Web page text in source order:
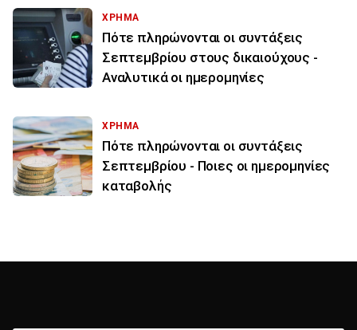
ΧΡΗΜΑ
Πότε πληρώνονται οι συντάξεις
Σεπτεμβρίου στους δικαιούχους -
Αναλυτικά οι ημερομηνίες
ΧΡΗΜΑ
Πότε πληρώνονται οι συντάξεις
Σεπτεμβρίου - Ποιες οι ημερομηνίες
καταβολής